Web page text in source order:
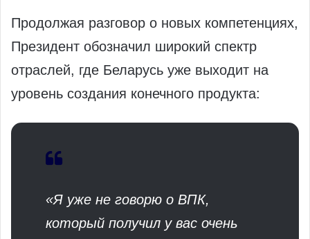
Продолжая разговор о новых компетенциях,
Президент обозначил широкий спектр
отраслей, где Беларусь уже выходит на
уровень создания конечного продукта:
«Я уже не говорю о ВПК,
который получил у вас очень